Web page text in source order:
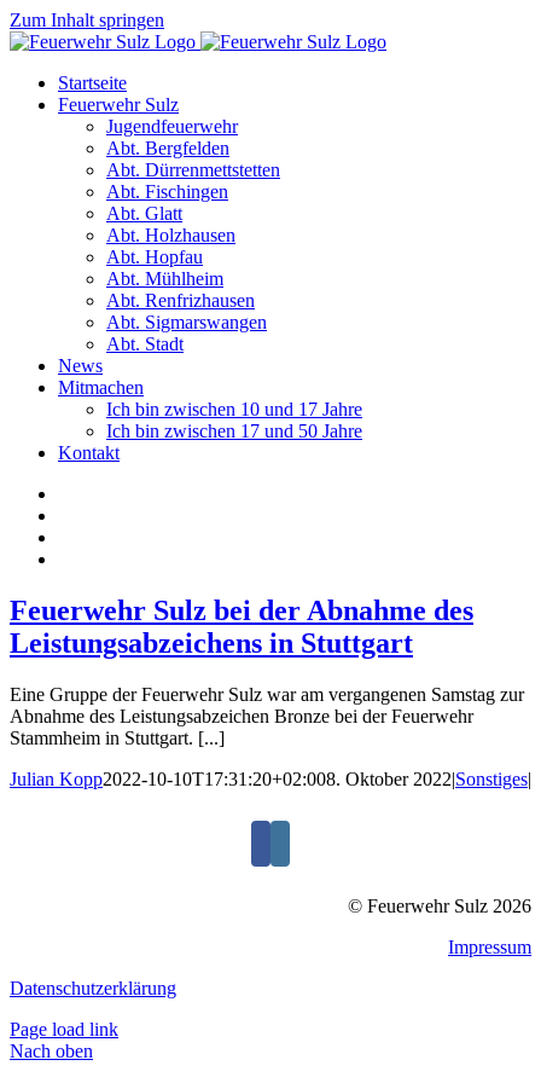
Zum Inhalt springen
Startseite
Feuerwehr Sulz
Jugendfeuerwehr
Abt. Bergfelden
Abt. Dürrenmettstetten
Abt. Fischingen
Abt. Glatt
Abt. Holzhausen
Abt. Hopfau
Abt. Mühlheim
Abt. Renfrizhausen
Abt. Sigmarswangen
Abt. Stadt
News
Mitmachen
Ich bin zwischen 10 und 17 Jahre
Ich bin zwischen 17 und 50 Jahre
Kontakt
Feuerwehr Sulz bei der Abnahme des
Leistungsabzeichens in Stuttgart
Eine Gruppe der Feuerwehr Sulz war am vergangenen Samstag zur
Abnahme des Leistungsabzeichen Bronze bei der Feuerwehr
Stammheim in Stuttgart. [...]
Julian Kopp2022-10-10T17:31:20+02:008. Oktober 2022|Sonstiges|
© Feuerwehr Sulz 2026
Impressum
Datenschutzerklärung
Page load link
Nach oben